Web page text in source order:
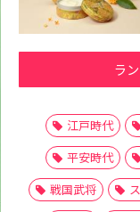
ラ
江戸時代
平安時代
戦国武将